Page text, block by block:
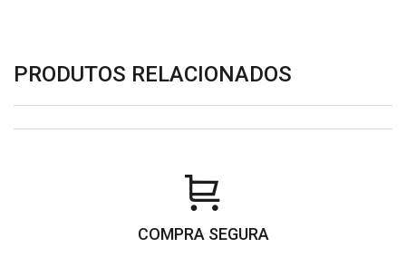
PRODUTOS RELACIONADOS
COMPRA SEGURA